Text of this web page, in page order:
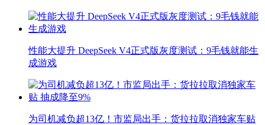
性能大提升 DeepSeek V4正式版灰度测试：9毛钱就能生
成游戏
为司机减负超13亿！市监局出手：货拉拉取消独家车贴